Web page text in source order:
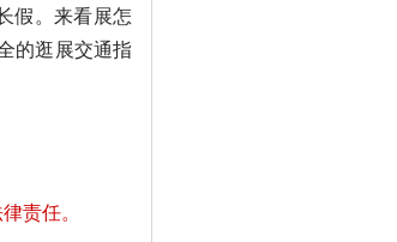
假。来看展怎
的逛展交通指
责任。